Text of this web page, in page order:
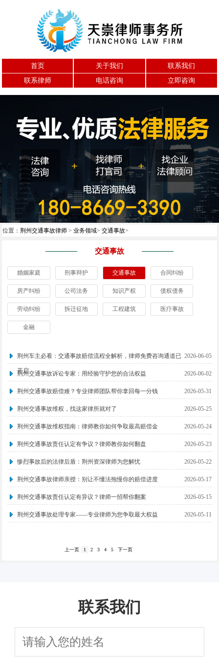
首页 关于我们
联系我们
联系律师
电话咨询 立即咨询
位置： 荆州交通事故律师 > 业务领域> 交通事故>
交通事故
婚姻家庭 刑事辩护 交通事故 合同纠纷
房产纠纷 公司法务 知识产权 债权债务
劳动纠纷 拆迁征地 工程建筑 医疗事故
金融
2026-06-05
荆州车主必看：交通事故赔偿流程全解析，律师免费咨询通道已
开启 2026-06-02
荆州交通事故诉讼专家：用经验守护您的合法权益
2026-05-31
荆州交通事故赔偿难？专业律师团队帮你拿回每一分钱
2026-05-25
荆州交通事故维权，找这家律所就对了
2026-05-24
荆州交通事故维权指南：律师教你如何争取最高赔偿金
2026-05-23
荆州交通事故责任认定有争议？律师教你如何翻盘
2026-05-22
惨烈事故后的法律后盾：荆州资深律师为您解忧
2026-05-17
荆州交通事故律师亲授：别让不懂法拖慢你的赔偿进度
2026-05-15
荆州交通事故责任认定有异议？律师一招帮你翻案
2026-05-11
荆州交通事故处理专家——专业律师为您争取最大权益
上一页 1 2 3 4 5 下一页
联系我们